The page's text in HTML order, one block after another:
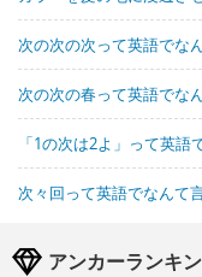
次の次の次って英語でな
次の次の春って英語でな
「1の次は2よ」って英語
次々回って英語でなんて
アンカーランキ